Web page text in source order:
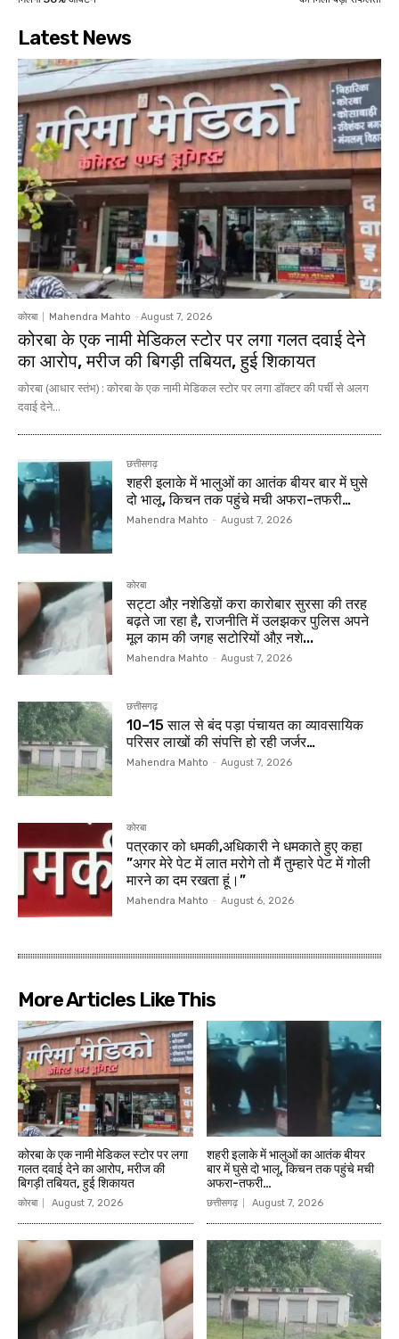
Latest News
कोरबा Mahendra Mahto - August 7, 2026
कोरबा के एक नामी मेडिकल स्टोर पर लगा गलत दवाई देने
का आरोप, मरीज की बिगड़ी तबियत, हुई शिकायत
कोरबा (आधार स्तंभ) : कोरबा के एक नामी मेडिकल स्टोर पर लगा डॉक्टर की पर्ची से अलग
दवाई देने...
छत्तीसगढ़
शहरी इलाके में भालुओं का आतंक बीयर बार में घुसे
दो भालू, किचन तक पहुंचे मची अफरा-तफरी…
Mahendra Mahto - August 7, 2026
कोरबा
सट्टा औऱ नशेडिय़ों करा कारोबार सुरसा की तरह
बढ़ते जा रहा है, राजनीति में उलझकर पुलिस अपने
मूल काम की जगह सटोरियों औऱ नशे...
Mahendra Mahto - August 7, 2026
छत्तीसगढ़
10–15 साल से बंद पड़ा पंचायत का व्यावसायिक
परिसर लाखों की संपत्ति हो रही जर्जर…
Mahendra Mahto - August 7, 2026
कोरबा
पत्रकार को धमकी,अधिकारी ने धमकाते हुए कहा
”अगर मेरे पेट में लात मरोगे तो मैं तुम्हारे पेट में गोली
मारने का दम रखता हूं।”
Mahendra Mahto - August 6, 2026
More Articles Like This
कोरबा के एक नामी मेडिकल स्टोर पर लगा
गलत दवाई देने का आरोप, मरीज की
बिगड़ी तबियत, हुई शिकायत
कोरबा August 7, 2026
शहरी इलाके में भालुओं का आतंक बीयर
बार में घुसे दो भालू, किचन तक पहुंचे मची
अफरा-तफरी…
छत्तीसगढ़ August 7, 2026